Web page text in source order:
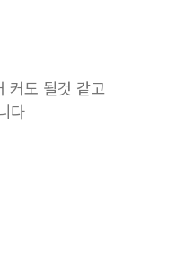
커도 될것 같고
다